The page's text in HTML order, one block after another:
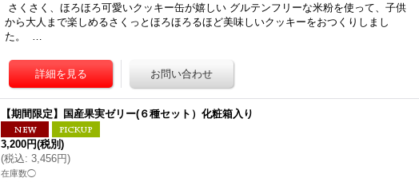
さくさく、ほろほろ可愛いクッキー缶が嬉しい グルテンフリーな米粉を使って、子供
から大人まで楽しめるさくっとほろほろるほど美味しいクッキーをおつくりしまし
た。 …
【期間限定】国産果実ゼリー(６種セット）化粧箱入り
3,200円(税別)
(税込: 3,456円)
在庫数◯